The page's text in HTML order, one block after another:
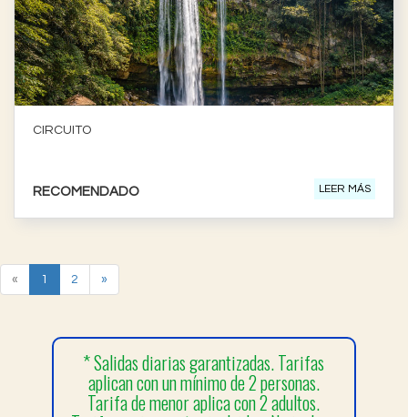
CIRCUITO
RECOMENDADO LEER MÁS
« 1 2 »
* Salidas diarias garantizadas. Tarifas
aplican con un mínimo de 2 personas.
Tarifa de menor aplica con 2 adultos.